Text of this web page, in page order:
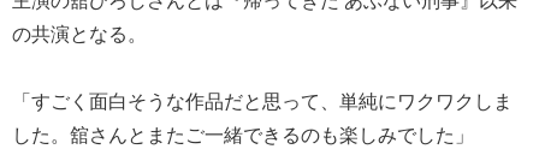
の共演となる。
「すごく面白そうな作品だと思って、単純にワクワクしま
した。舘さんとまたご一緒できるのも楽しみでした」